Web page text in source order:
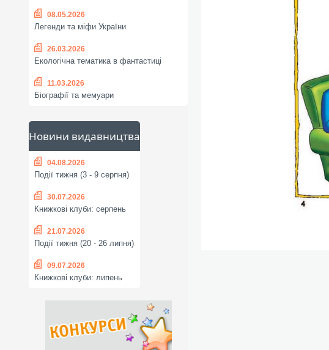
08.05.2026
Легенди та міфи України
26.03.2026
Екологічна тематика в фантастиці
11.03.2026
Біографії та мемуари
Новини видавництва
04.08.2026
Події тижня (3 - 9 серпня)
30.07.2026
Книжкові клуби: серпень
21.07.2026
Події тижня (20 - 26 липня)
09.07.2026
Книжкові клуби: липень